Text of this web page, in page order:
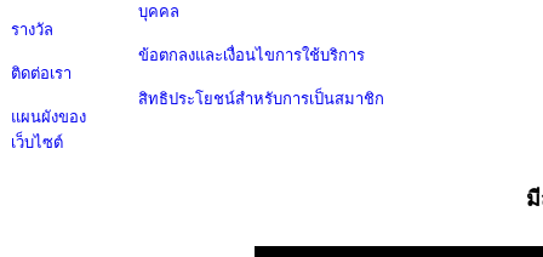
รางวัล
ติดต่อเรา
แผนผังของ
เว็บไซต์
บุคคล
ข้อตกลงและเงื่อนไขการใช้บริการ
สิทธิประโยชน์สำหรับการเป็นสมาชิก